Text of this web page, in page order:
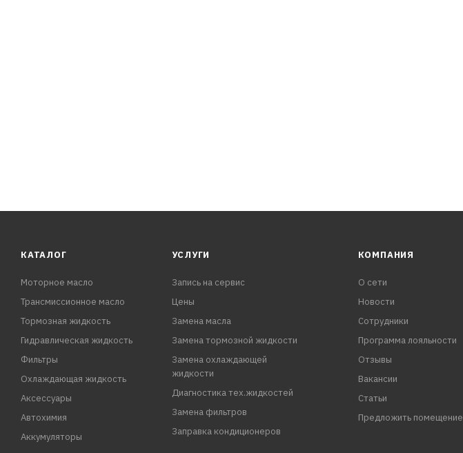
КАТАЛОГ
Моторное масло
Трансмиссионное масло
Тормозная жидкость
Гидравлическая жидкость
Фильтры
Охлаждающая жидкость
Аксессуары
Автохимия
Аккумуляторы
УСЛУГИ
Запись на сервис
Цены
Замена масла
Замена тормозной жидкости
Замена охлаждающей
жидкости
Диагностика тех.жидкостей
Замена фильтров
Заправка кондиционеров
КОМПАНИЯ
О сети
Новости
Сотрудники
Программа лояльности
Отзывы
Вакансии
Статьи
Предложить помещение